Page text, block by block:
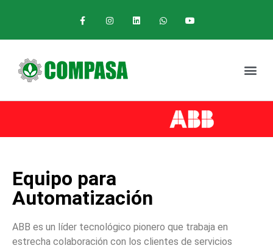
Equipo para
Automatización
ABB es un líder tecnológico pionero que trabaja en
estrecha colaboración con los clientes de servicios